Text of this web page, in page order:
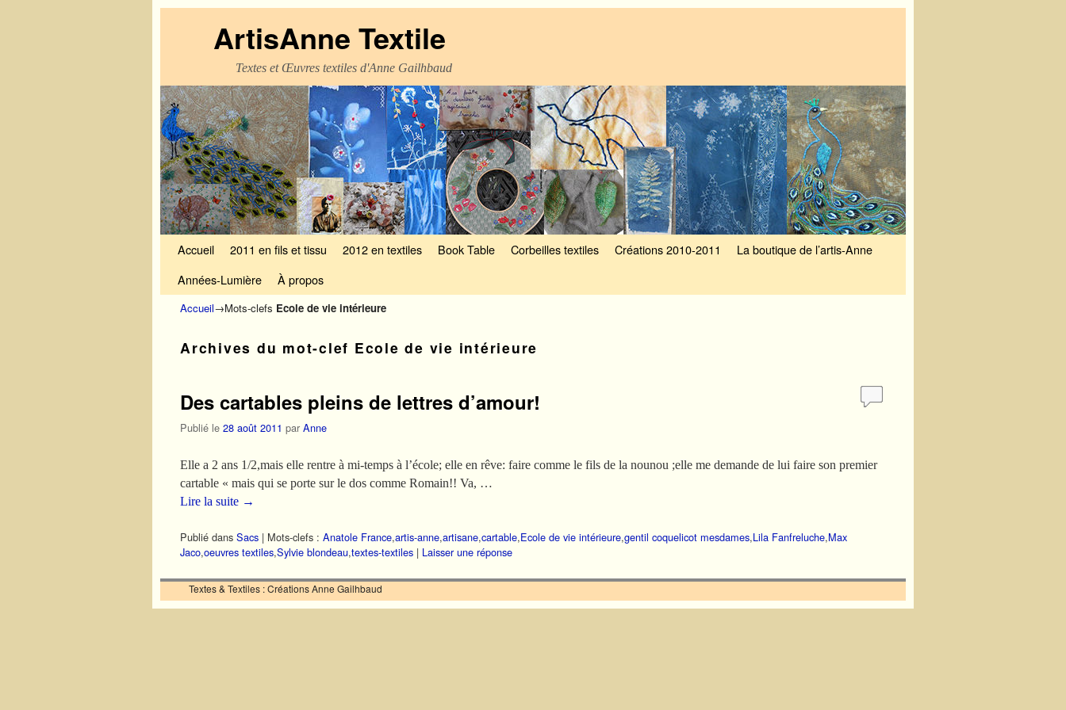
ArtisAnne Textile
Textes et Œuvres textiles d'Anne Gailhbaud
Accueil 2011 en fils et tissu 2012 en textiles Book Table Corbeilles textiles Créations 2010-2011
La boutique de l’artis-Anne
Années-Lumière
À propos
Accueil→Mots-clefs Ecole de vie intérieure
Archives du mot-clef Ecole de vie intérieure
Des cartables pleins de lettres d’amour!
Publié le 28 août 2011 par Anne
Elle a 2 ans 1/2,mais elle rentre à mi-temps à l’école; elle en rêve: faire comme le fils de la nounou ;elle me demande de lui faire son premier
cartable « mais qui se porte sur le dos comme Romain!! Va, …
Lire la suite →
Publié dans Sacs | Mots-clefs : Anatole France,artis-anne,artisane,cartable,Ecole de vie intérieure,gentil coquelicot mesdames,Lila Fanfreluche,Max
Jaco,oeuvres textiles,Sylvie blondeau,textes-textiles | Laisser une réponse
Textes & Textiles : Créations Anne Gailhbaud